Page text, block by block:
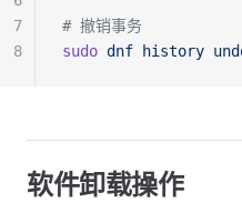
# 撤销事务
sudo dnf history
7
8
软件卸载操作